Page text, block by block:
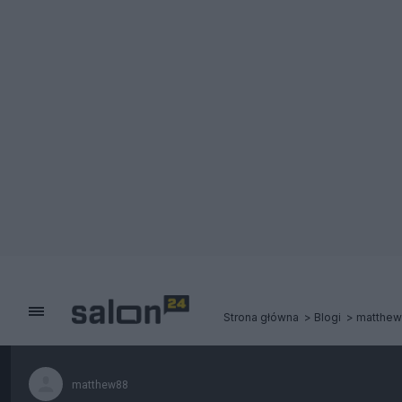
Strona główna Blogi
matthew88